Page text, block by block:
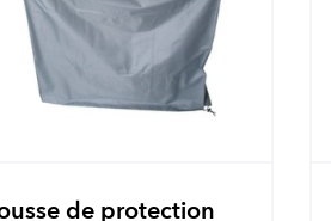
de protection